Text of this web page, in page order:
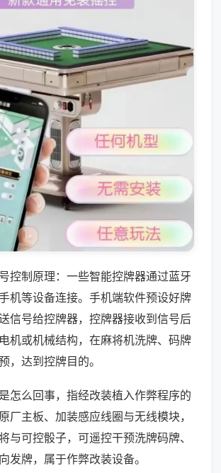
控制原理：一些智能控牌器通过蓝牙
机等设备连接。手机端软件预设好牌
信号给控牌器，控牌器接收到信号后
机或机械结构，在麻将机洗牌、码牌
，达到控牌目的。
怎么回事，指经改装植入作弊程序的
厂主板、加装感应线圈与无线模块，
与可控骰子，可遥控干预洗牌码牌、
发牌，属于作弊改装设备。